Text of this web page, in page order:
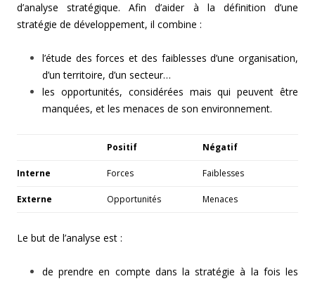
d’analyse stratégique. Afin d’aider à la définition d’une
stratégie de développement, il combine :
l’étude des forces et des faiblesses d’une organisation,
d’un territoire, d’un secteur…
les opportunités, considérées mais qui peuvent être
manquées, et les menaces de son environnement.
Positif Négatif
Interne Forces Faiblesses
Externe Opportunités Menaces
Le but de l’analyse est :
de prendre en compte dans la stratégie à la fois les